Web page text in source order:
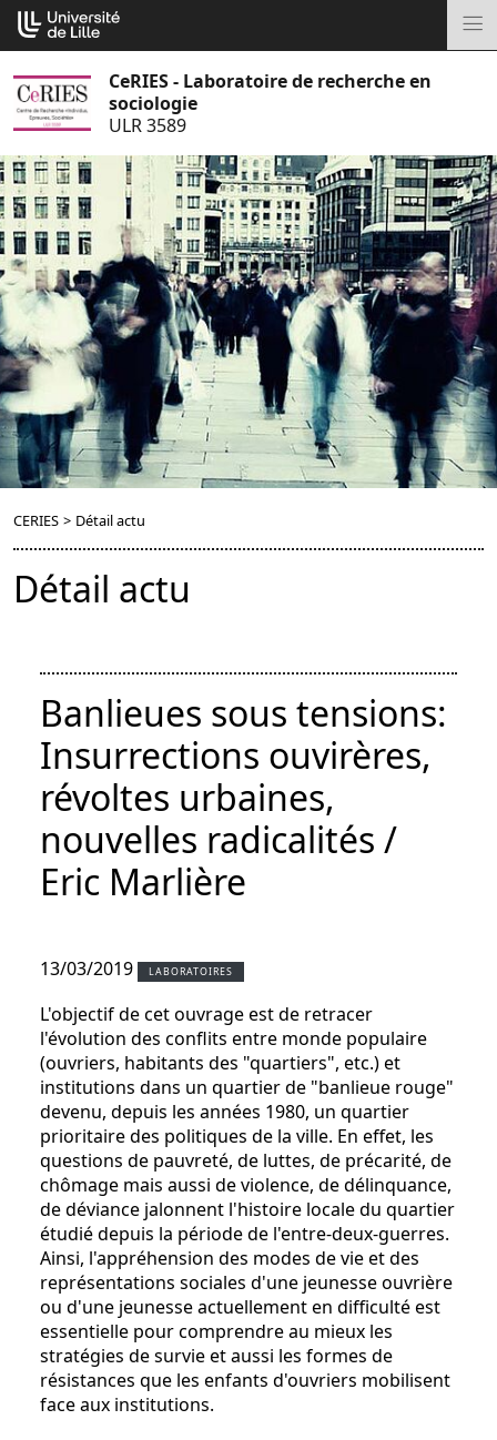
Aller
au
CeRIES - Laboratoire de recherche en
sociologie
ULR 3589
CERIES > Détail actu
Détail actu
Banlieues sous tensions:
Insurrections ouvirères,
révoltes urbaines,
nouvelles radicalités /
Eric Marlière
13/03/2019 LABORATOIRES
L'objectif de cet ouvrage est de retracer
l'évolution des conflits entre monde populaire
(ouvriers, habitants des "quartiers", etc.) et
institutions dans un quartier de "banlieue rouge"
devenu, depuis les années 1980, un quartier
prioritaire des politiques de la ville. En effet, les
questions de pauvreté, de luttes, de précarité, de
chômage mais aussi de violence, de délinquance,
de déviance jalonnent l'histoire locale du quartier
étudié depuis la période de l'entre-deux-guerres.
Ainsi, l'appréhension des modes de vie et des
représentations sociales d'une jeunesse ouvrière
ou d'une jeunesse actuellement en difficulté est
essentielle pour comprendre au mieux les
stratégies de survie et aussi les formes de
résistances que les enfants d'ouvriers mobilisent
face aux institutions.
Cookies management panel